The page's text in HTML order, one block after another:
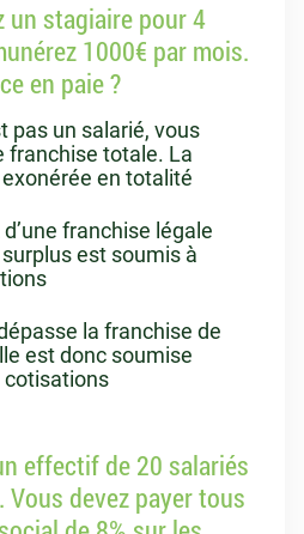
un stagiaire pour 4
1000€ par mois.
en paie ?
pas un salarié, vous
franchise totale. La
en totalité
franchise légale
surplus est soumis à
la franchise de
est donc soumise
effectif de 20 salariés
devez payer tous